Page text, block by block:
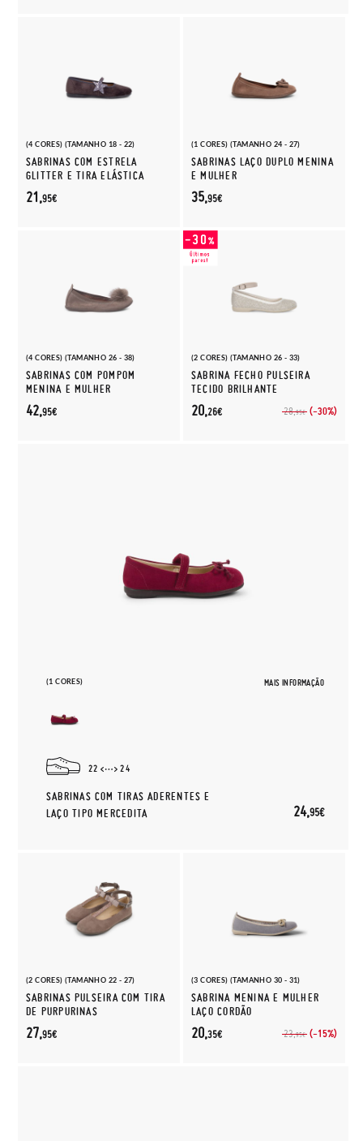
(4 CORES) (TAMANHO 18 - 22)
SABRINAS COM ESTRELA
GLITTER E TIRA ELÁSTICA
21,95€
(1 CORES) (TAMANHO 24 - 27)
SABRINAS LAÇO DUPLO MENINA
E MULHER
35,95€
(4 CORES) (TAMANHO 26 - 38)
SABRINAS COM POMPOM
MENINA E MULHER
42,95€
(2 CORES) (TAMANHO 26 - 33)
SABRINA FECHO PULSEIRA
TECIDO BRILHANTE
28,95€ (-30%)
20,26€
(1 CORES) MAIS INFORMAÇÃO
22 24
SABRINAS COM TIRAS ADERENTES E
LAÇO TIPO MERCEDITA
24,95€
(2 CORES) (TAMANHO 22 - 27)
SABRINAS PULSEIRA COM TIRA
DE PURPURINAS
27,95€
(3 CORES) (TAMANHO 30 - 31)
SABRINA MENINA E MULHER
LAÇO CORDÃO
23,95€ (-15%)
20,35€